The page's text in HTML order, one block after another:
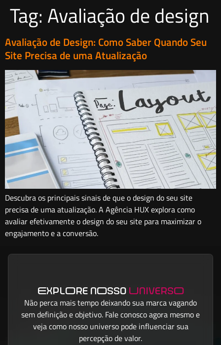
Tag: Avaliação de design
Avaliação de Design: Como Saber Quando Seu
Site Precisa de uma Atualização
Descubra os principais sinais de que o design do seu site
precisa de uma atualização. A Agência HUX explora como
avaliar efetivamente o design do seu site para maximizar o
engajamento e a conversão.
ExplOre nOsso UniversO
Não perca mais tempo deixando sua marca vagando
sem definição e objetivo. Fale conosco agora mesmo e
veja como nosso universo pode influenciar sua
percepção de valor.